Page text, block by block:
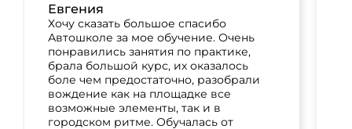
Евгения
Хочу сказать большое спасибо
Автошколе за мое обучение. Очень
понравились занятия по практике,
брала большой курс, их оказалось
боле чем предостаточно, разобрали
вождение как на площадке все
возможные элементы, так и в
городском ритме. Обучалась от